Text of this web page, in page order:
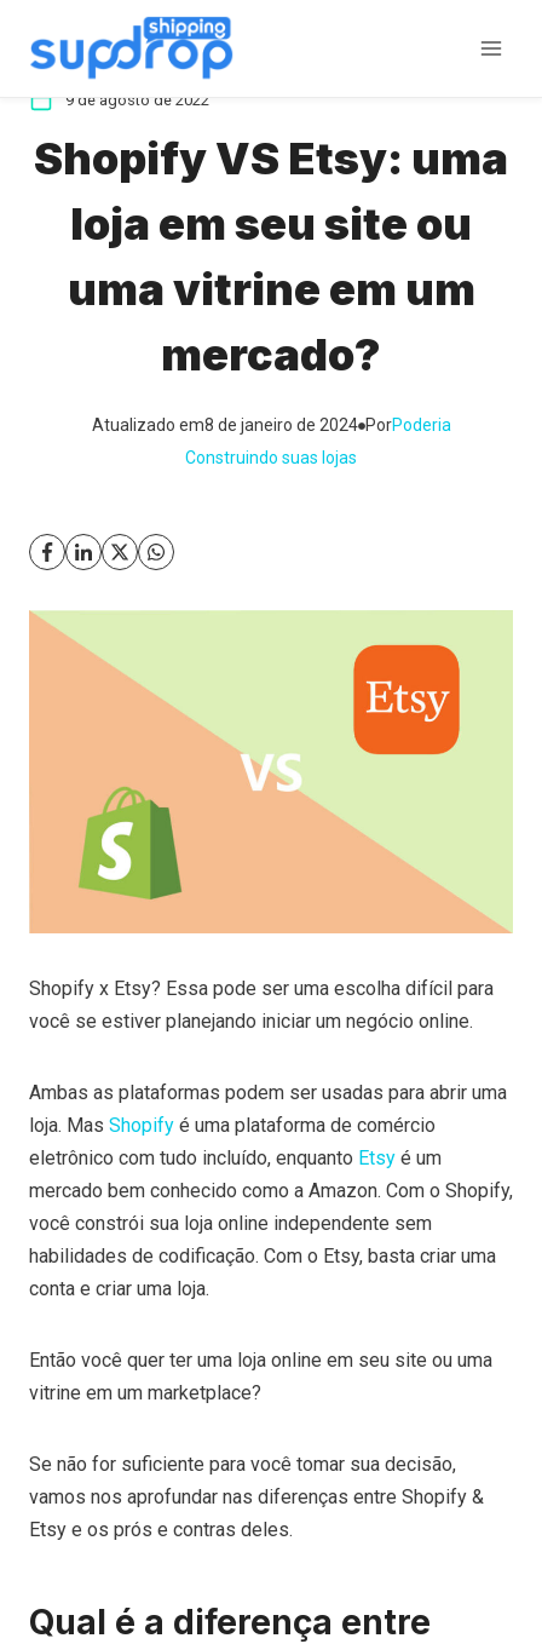
para
conteúdo
9 de agosto de 2022
Shopify VS Etsy: uma
loja em seu site ou
uma vitrine em um
mercado?
Atualizado em8 de janeiro de 2024 PorPoderia
Construindo suas lojas
Shopify x Etsy? Essa pode ser uma escolha difícil para
você se estiver planejando iniciar um negócio online.
Ambas as plataformas podem ser usadas para abrir uma
loja. Mas Shopify é uma plataforma de comércio
eletrônico com tudo incluído, enquanto Etsy é um
mercado bem conhecido como a Amazon. Com o Shopify,
você constrói sua loja online independente sem
habilidades de codificação. Com o Etsy, basta criar uma
conta e criar uma loja.
Então você quer ter uma loja online em seu site ou uma
vitrine em um marketplace?
Se não for suficiente para você tomar sua decisão,
vamos nos aprofundar nas diferenças entre Shopify &
Etsy e os prós e contras deles.
Qual é a diferença entre